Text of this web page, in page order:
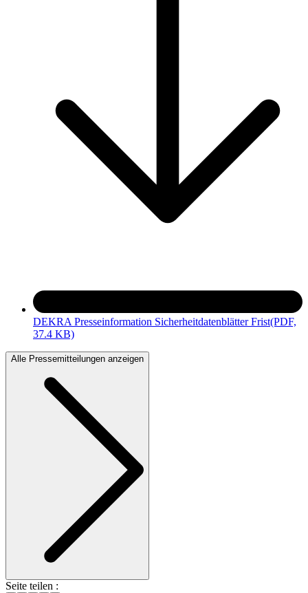
DEKRA Presseinformation Sicherheitdatenblätter Frist(PDF,
37.4 KB)
Alle Pressemitteilungen anzeigen
Seite teilen :